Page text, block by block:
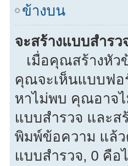
ข้างบน
จะสร้างแบบสำรว
เมื่อคุณสร้างหัว
คุณจะเห็นแบบฟอ
หาไม่พบ คุณอาจ
แบบสำรวจ และส
พิมพ์ข้อความ แล้ว
แบบสำรวจ, 0 คือ